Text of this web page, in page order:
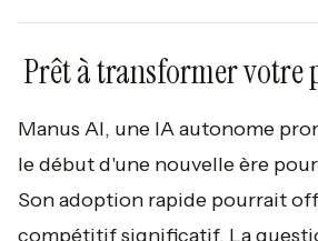
Prêt à transformer votre
Manus AI, une IA autonome
le début d'une nouvelle ère
Son adoption rapide pourrait
compétitif significatif. La